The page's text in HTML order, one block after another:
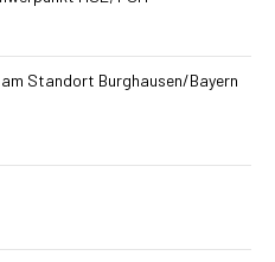
Standort Burghausen/Bayern